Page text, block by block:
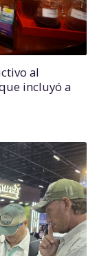
al
incluyó a